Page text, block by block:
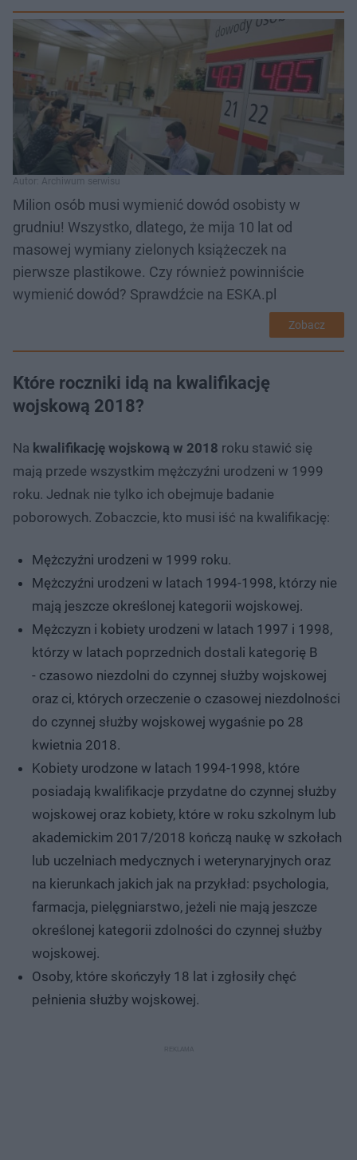
Autor: Archiwum serwisu
Milion osób musi wymienić dowód osobisty w
grudniu! Wszystko, dlatego, że mija 10 lat od
masowej wymiany zielonych książeczek na
pierwsze plastikowe. Czy również powinniście
wymienić dowód? Sprawdźcie na ESKA.pl
Zobacz
Które roczniki idą na kwalifikację
wojskową 2018?
Na kwalifikację wojskową w 2018 roku stawić się
mają przede wszystkim mężczyźni urodzeni w 1999
roku. Jednak nie tylko ich obejmuje badanie
poborowych. Zobaczcie, kto musi iść na kwalifikację:
Mężczyźni urodzeni w 1999 roku.
Mężczyźni urodzeni w latach 1994-1998, którzy nie
mają jeszcze określonej kategorii wojskowej.
Mężczyzn i kobiety urodzeni w latach 1997 i 1998,
którzy w latach poprzednich dostali kategorię B
- czasowo niezdolni do czynnej służby wojskowej
oraz ci, których orzeczenie o czasowej niezdolności
do czynnej służby wojskowej wygaśnie po 28
kwietnia 2018.
Kobiety urodzone w latach 1994-1998, które
posiadają kwalifikacje przydatne do czynnej służby
wojskowej oraz kobiety, które w roku szkolnym lub
akademickim 2017/2018 kończą naukę w szkołach
lub uczelniach medycznych i weterynaryjnych oraz
na kierunkach jakich jak na przykład: psychologia,
farmacja, pielęgniarstwo, jeżeli nie mają jeszcze
określonej kategorii zdolności do czynnej służby
wojskowej.
Osoby, które skończyły 18 lat i zgłosiły chęć
pełnienia służby wojskowej.